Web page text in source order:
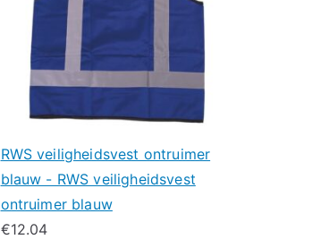
RWS veiligheidsvest ontruimer
blauw - RWS veiligheidsvest
ontruimer blauw
€12.04